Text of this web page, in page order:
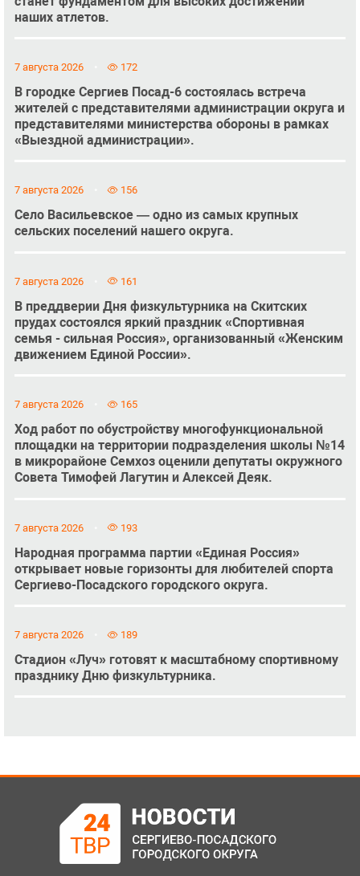
наших атлетов.
7 августа 2026 172
В городке Сергиев Посад-6 состоялась встреча
жителей с представителями администрации округа и
представителями министерства обороны в рамках
«Выездной администрации».
7 августа 2026 156
Село Васильевское — одно из самых крупных
сельских поселений нашего округа.
7 августа 2026 161
В преддверии Дня физкультурника на Скитских
прудах состоялся яркий праздник «Спортивная
семья - сильная Россия», организованный «Женским
движением Единой России».
7 августа 2026 165
Ход работ по обустройству многофункциональной
площадки на территории подразделения школы №14
в микрорайоне Семхоз оценили депутаты окружного
Совета Тимофей Лагутин и Алексей Деяк.
7 августа 2026 193
Народная программа партии «Единая Россия»
открывает новые горизонты для любителей спорта
Сергиево-Посадского городского округа.
7 августа 2026 189
Стадион «Луч» готовят к масштабному спортивному
празднику Дню физкультурника.